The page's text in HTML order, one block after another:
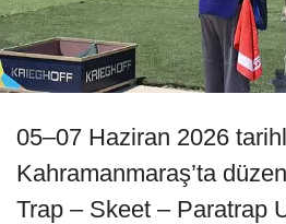
05–07 Haziran 2026
Kahramanmaraş’ta
Trap – Skeet – Paratrap